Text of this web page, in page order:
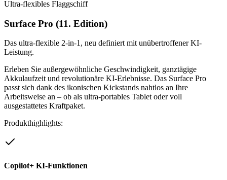
Ultra-flexibles Flaggschiff
Surface Pro (11. Edition)
Das ultra-flexible 2-in-1, neu definiert mit unübertroffener KI-
Leistung.
Erleben Sie außergewöhnliche Geschwindigkeit, ganztägige
Akkulaufzeit und revolutionäre KI-Erlebnisse. Das Surface Pro
passt sich dank des ikonischen Kickstands nahtlos an Ihre
Arbeitsweise an – ob als ultra-portables Tablet oder voll
ausgestattetes Kraftpaket.
Produkthighlights:
Copilot+ KI-Funktionen